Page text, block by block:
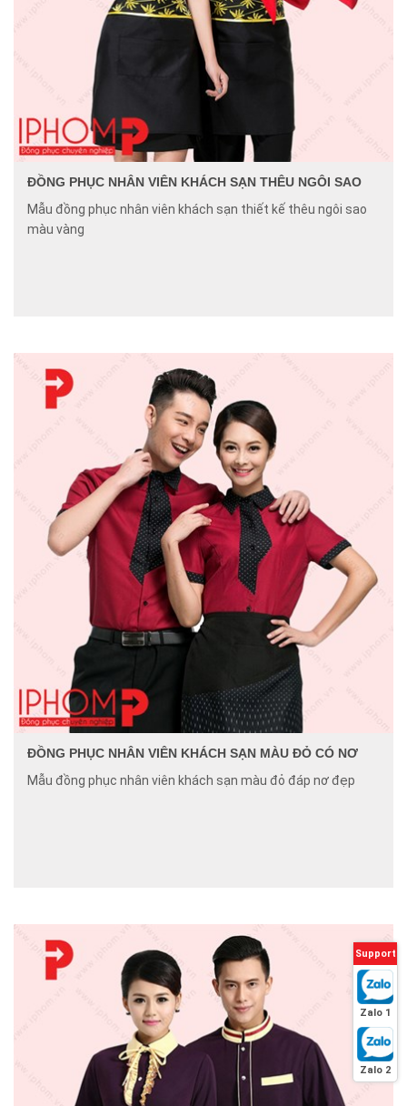
ĐỒNG PHỤC NHÂN VIÊN KHÁCH SẠN THÊU NGÔI SAO
Mẫu đồng phục nhân viên khách sạn thiết kế thêu ngôi sao
màu vàng
ĐỒNG PHỤC NHÂN VIÊN KHÁCH SẠN MÀU ĐỎ CÓ NƠ
Mẫu đồng phục nhân viên khách sạn màu đỏ đáp nơ đẹp
Support
Zalo 1
Zalo 2